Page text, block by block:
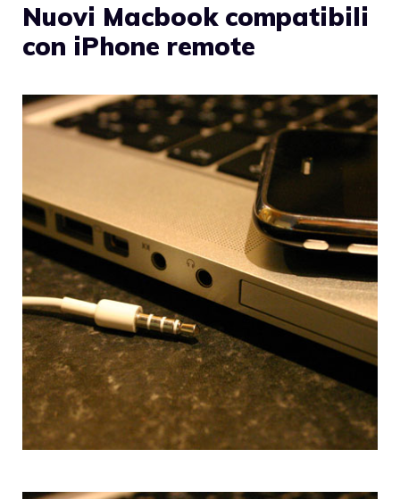
Nuovi Macbook compatibili
con iPhone remote